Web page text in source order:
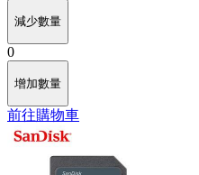
減少數量
0
增加數量
前往購物車